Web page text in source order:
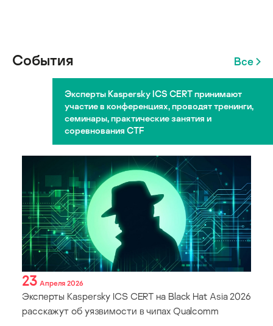
События Все
Эксперты Kaspersky ICS CERT принимают
участие в конференциях, проводят тренинги,
семинары, практические занятия и
соревнования CTF
23 Апреля 2026
Эксперты Kaspersky ICS CERT на Black Hat Asia 2026
расскажут об уязвимости в чипах Qualcomm